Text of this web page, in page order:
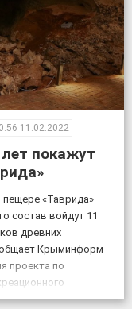
11.02.2022
покажут
«Таврида»
состав войдут 11
древних
Крыминформ
проекта по
преподавателя